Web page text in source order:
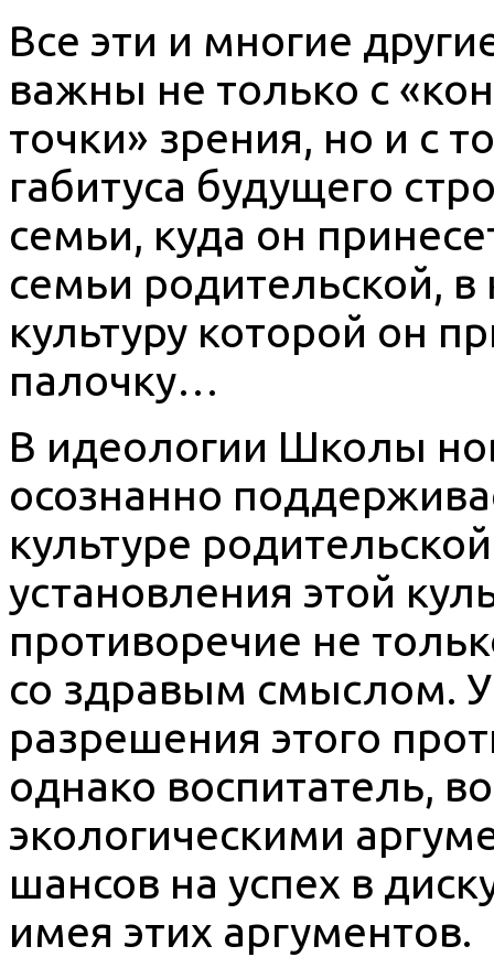
Все эти и многие
важны не только с
точки» зрения, но и с
габитуса будущего
семьи, куда он
семьи родительской,
культуру которой он
палочку…
В идеологии Школы
осознанно
культуре
установления этой
противоречие не
со здравым смыслом.
разрешения этого
однако воспитатель,
экологическими
шансов на успех в
имея этих аргументов.